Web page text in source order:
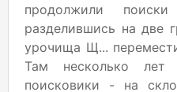
продолжили
разделившись на две
урочища Щ...
Там несколько лет
поисковики - на